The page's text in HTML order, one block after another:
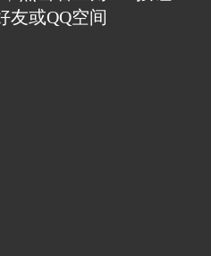
友或QQ空间